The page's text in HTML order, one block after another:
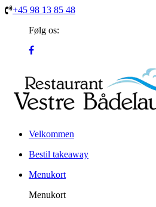
+45 98 13 85 48
Følg os:
Velkommen
Bestil takeaway
Menukort
Menukort